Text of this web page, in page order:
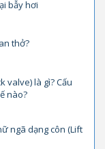
bẫy hơi
thở?
valve) là gì? Cấu
nào?
ngã dạng côn (Lift